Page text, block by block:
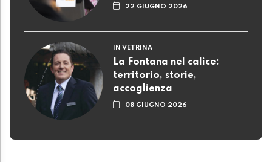
22 GIUGNO 2026
IN VETRINA
La Fontana nel calice:
territorio, storie,
accoglienza
08 GIUGNO 2026